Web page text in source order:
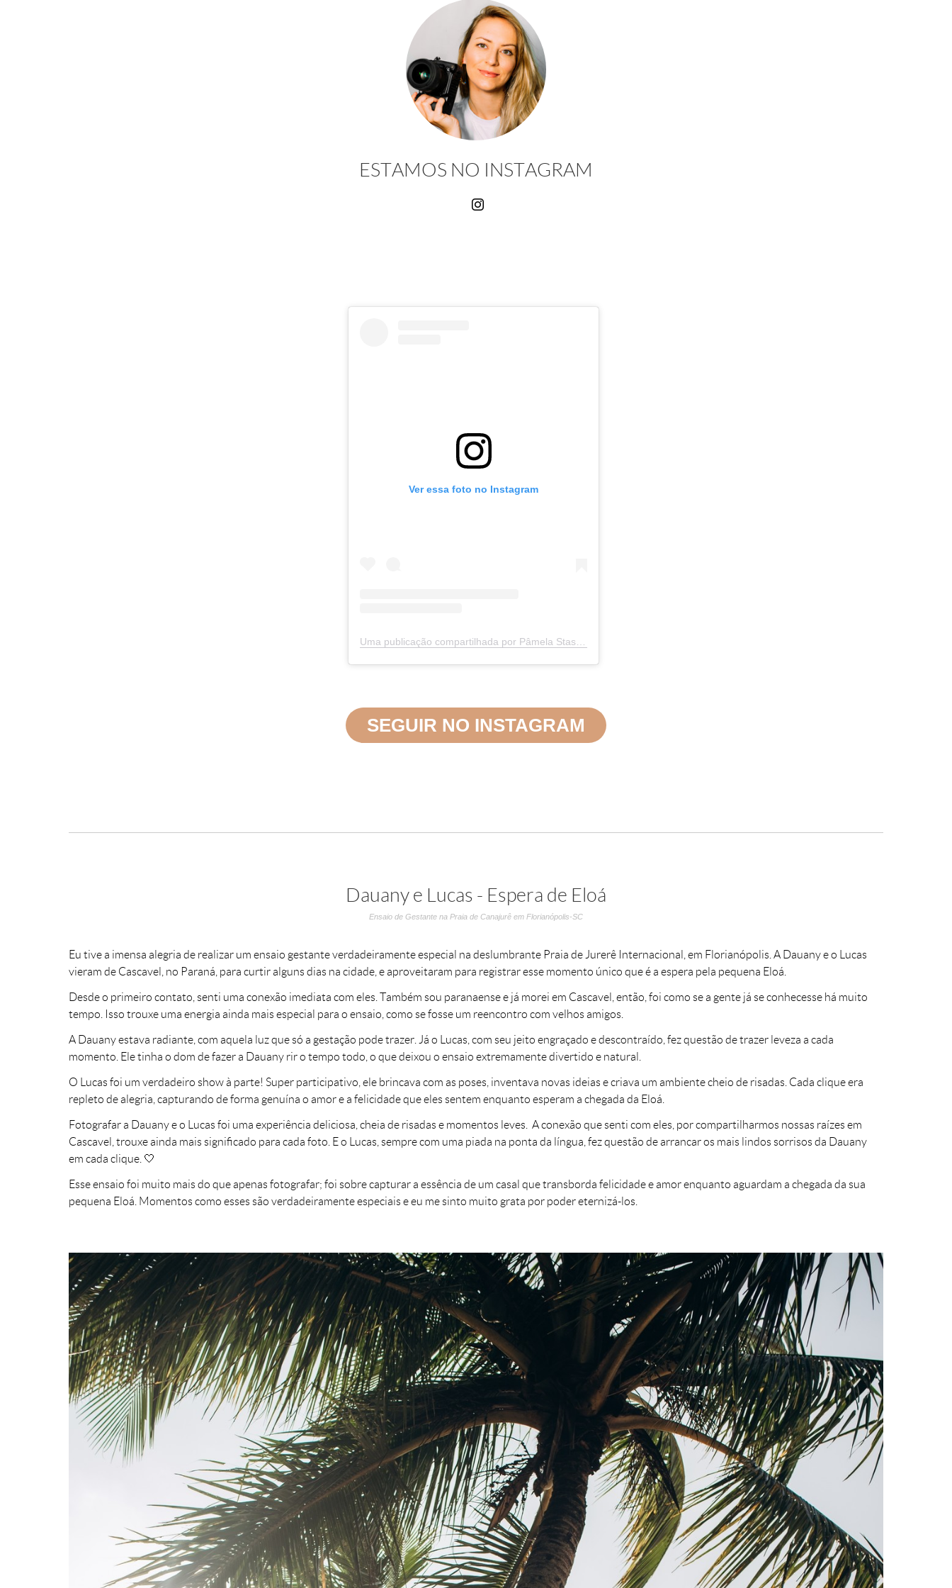
ESTAMOS NO INSTAGRAM
Ver essa foto no Instagram
SEGUIR NO INSTAGRAM
Dauany e Lucas - Espera de Eloá
Ensaio de Gestante na Praia de Canajurê em Florianópolis-SC
Eu tive a imensa alegria de realizar um ensaio gestante verdadeiramente especial na deslumbrante Praia de Jurerê Internacional, em Florianópolis. A Dauany e o Lucas
vieram de Cascavel, no Paraná, para curtir alguns dias na cidade, e aproveitaram para registrar esse momento único que é a espera pela pequena Eloá.
Desde o primeiro contato, senti uma conexão imediata com eles. Também sou paranaense e já morei em Cascavel, então, foi como se a gente já se conhecesse há muito
tempo. Isso trouxe uma energia ainda mais especial para o ensaio, como se fosse um reencontro com velhos amigos.
A Dauany estava radiante, com aquela luz que só a gestação pode trazer. Já o Lucas, com seu jeito engraçado e descontraído, fez questão de trazer leveza a cada
momento. Ele tinha o dom de fazer a Dauany rir o tempo todo, o que deixou o ensaio extremamente divertido e natural.
O Lucas foi um verdadeiro show à parte! Super participativo, ele brincava com as poses, inventava novas ideias e criava um ambiente cheio de risadas. Cada clique era
repleto de alegria, capturando de forma genuína o amor e a felicidade que eles sentem enquanto esperam a chegada da Eloá.
Fotografar a Dauany e o Lucas foi uma experiência deliciosa, cheia de risadas e momentos leves. A conexão que senti com eles, por compartilharmos nossas raízes em
Cascavel, trouxe ainda mais significado para cada foto. E o Lucas, sempre com uma piada na ponta da língua, fez questão de arrancar os mais lindos sorrisos da Dauany
em cada clique. 🤍
Esse ensaio foi muito mais do que apenas fotografar; foi sobre capturar a essência de um casal que transborda felicidade e amor enquanto aguardam a chegada da sua
pequena Eloá. Momentos como esses são verdadeiramente especiais e eu me sinto muito grata por poder eternizá-los.